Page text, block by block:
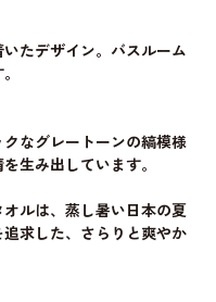
たデザイン。バスルーム
なグレートーンの縞模様
生み出しています。
ルは、蒸し暑い日本の夏
求した、さらりと爽やか